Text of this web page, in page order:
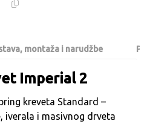
montaža i narudžbe
Imperial 2
kreveta Standard –
iverala i masivnog drveta